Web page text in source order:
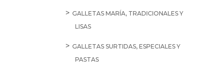
GALLETAS MARÍA, TRADICIONALES Y
LISAS
GALLETAS SURTIDAS, ESPECIALES Y
PASTAS